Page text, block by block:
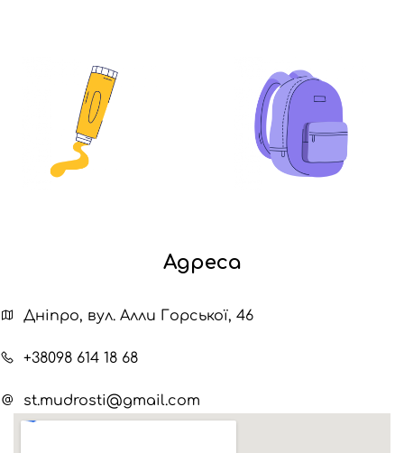
Адреса
Дніпро, вул. Алли Горської, 46
+38098 614 18 68
st.mudrosti@gmail.com